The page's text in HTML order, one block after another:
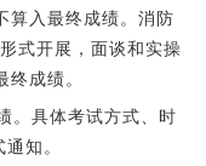
算入最终成绩。消防
式开展，面谈和实操
成绩。
。具体考试方式、时
知。